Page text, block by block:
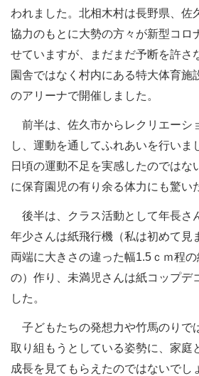
われました。北相木村は長野県、佐
協力のもとに大勢の方々が新型コロ
せていますが、まだまだ予断を許さ
園舎ではなく村内にある特大体育施
のアリーナで開催しました。
前半は、佐久市からレクリエーシ
し、運動を通してふれあいを行いま
日頃の運動不足を実感したのではな
に保育園児の有り余る体力にも驚い
後半は、クラス活動として年長さ
年少さんは紙飛行機（私は初めて見
両端に大きさの違った幅1.5ｃｍ程
の）作り、未満児さんは紙コップデ
した。
子どもたちの発想力や竹馬のりで
取り組もうとしている姿勢に、家庭
成長を見てもらえたのではないでし